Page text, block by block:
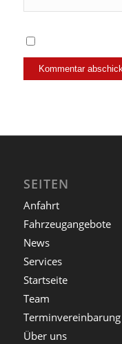
SEITEN
Anfahrt
Fahrzeugangebote
News
Services
Startseite
Team
Terminvereinbarung
Über uns